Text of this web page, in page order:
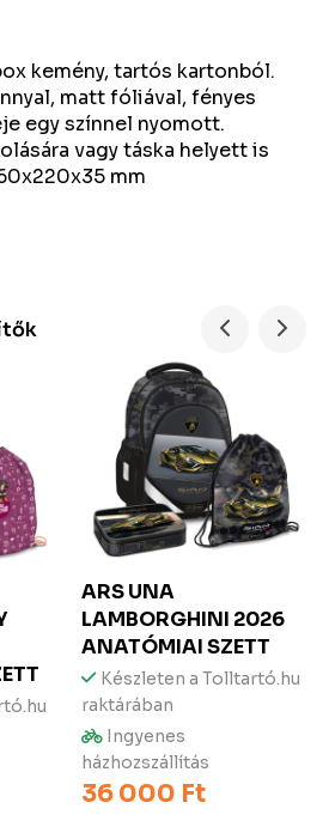
kemény, tartós kartonból.
matt fóliával, fényes
egy színnel nyomott.
vagy táska helyett is
mm
ARS UNA
LAMBORGHINI 2026
ANATÓMIAI SZETT
Készleten a Tolltartó.hu
raktárában
Ingyenes
házhozszállítás
36 000 Ft